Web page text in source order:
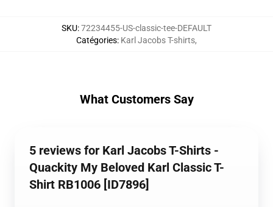
SKU:72234455-US-classic-tee-DEFAULT
Catégories: Karl Jacobs T-shirts,
What Customers Say
5 reviews for Karl Jacobs T-Shirts -
Quackity My Beloved Karl Classic T-
Shirt RB1006 [ID7896]